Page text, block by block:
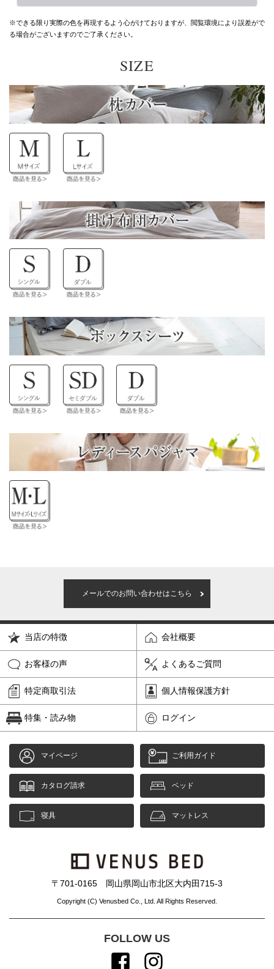
※できる限り実際の色を再現するよう心がけておりますが、 閲覧環境により誤差がで
る場合がございますのでご了承ください。
SIZE
メールでのお問い合わせはこちら
当店の特徴 会社概要
お客様の声 よくあるご質問
特定商取引法 個人情報保護方針
特集・読み物 ログイン
マイページ ご利用ガイド
カタログ請求 ベッド
寝具 マットレス
〒701-0165 岡山県岡山市北区大内田715-3
Copyright (C) Venusbed Co., Ltd. All Rights Reserved.
FOLLOW US